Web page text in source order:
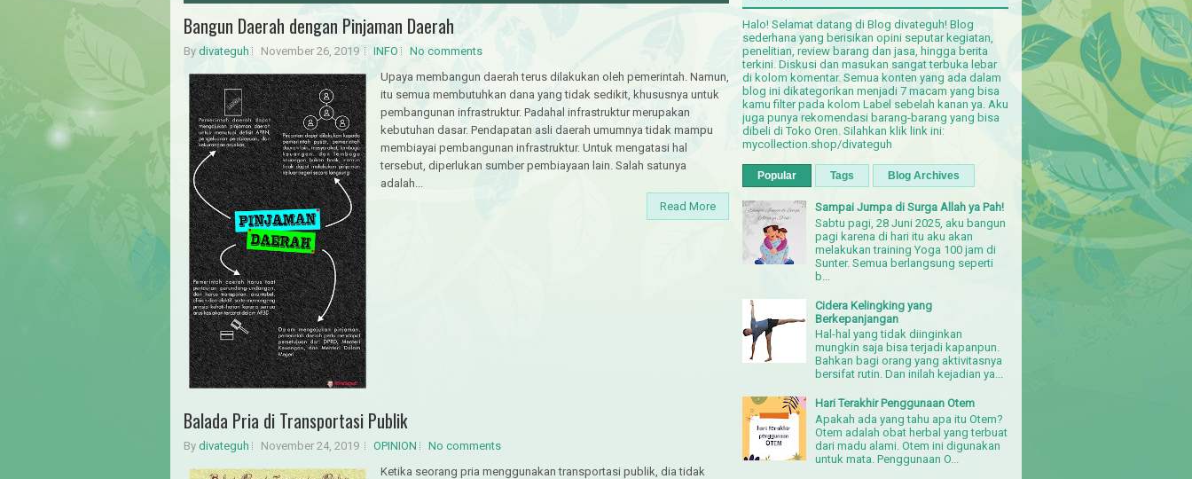
Bangun Daerah dengan Pinjaman Daerah
By divateguh November 26, 2019 INFO
No comments
Upaya membangun daerah terus dilakukan oleh pemerintah. Namun,
itu semua membutuhkan dana yang tidak sedikit, khususnya untuk
pembangunan infrastruktur. Padahal infrastruktur merupakan
kebutuhan dasar. Pendapatan asli daerah umumnya tidak mampu
membiayai pembangunan infrastruktur. Untuk mengatasi hal
tersebut, diperlukan sumber pembiayaan lain. Salah satunya
adalah...
Read More
Balada Pria di Transportasi Publik
By divateguh November 24, 2019 OPINION
No comments
Ketika seorang pria menggunakan transportasi publik, dia tidak
Halo! Selamat datang di Blog divateguh! Blog
sederhana yang berisikan opini seputar kegiatan,
penelitian, review barang dan jasa, hingga berita
terkini. Diskusi dan masukan sangat terbuka lebar
di kolom komentar. Semua konten yang ada dalam
blog ini dikategorikan menjadi 7 macam yang bisa
kamu filter pada kolom Label sebelah kanan ya. Aku
juga punya rekomendasi barang-barang yang bisa
dibeli di Toko Oren. Silahkan klik link ini:
mycollection.shop/divateguh
Popular Tags Blog Archives
Sampai Jumpa di Surga Allah ya Pah!
Sabtu pagi, 28 Juni 2025, aku bangun
pagi karena di hari itu aku akan
melakukan training Yoga 100 jam di
Sunter. Semua berlangsung seperti
b...
Cidera Kelingking yang
Berkepanjangan
Hal-hal yang tidak diinginkan
mungkin saja bisa terjadi kapanpun.
Bahkan bagi orang yang aktivitasnya
bersifat rutin. Dan inilah kejadian ya...
Hari Terakhir Penggunaan Otem
Apakah ada yang tahu apa itu Otem?
Otem adalah obat herbal yang terbuat
dari madu alami. Otem ini digunakan
untuk mata. Penggunaan O...